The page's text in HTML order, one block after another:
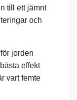
till ett jämnt
och
jorden
effekt
vart femte